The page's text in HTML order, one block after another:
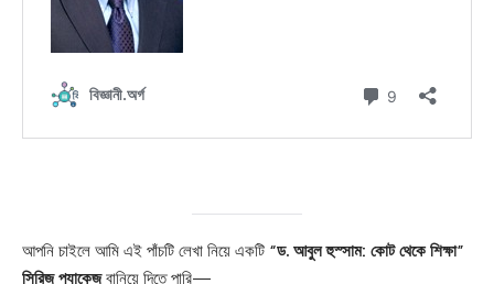
আপনি চাইলে আমি এই পাঁচটি লেখা নিয়ে একটি “ড. আবুল হুস্সাম: কোট থেকে শিক্ষা”
সিরিজ প্যাকেজবানিয়ে দিতে পারি—